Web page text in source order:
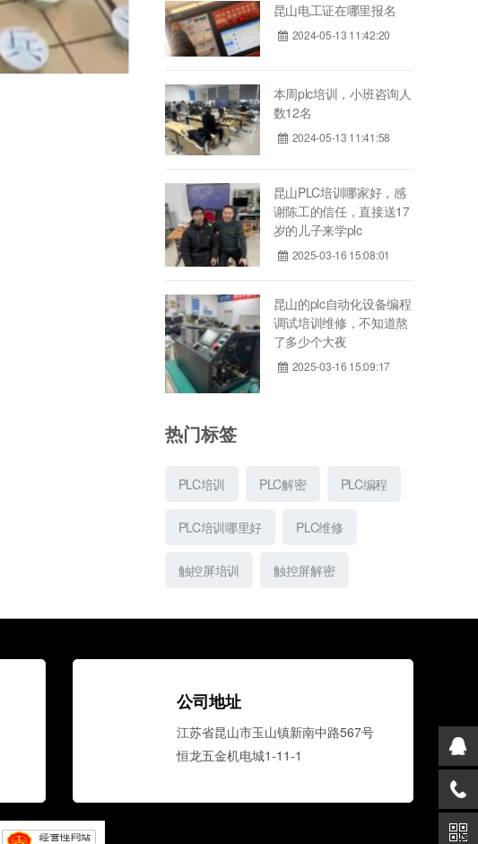
昆山电工证在哪里报名
2024-05-13 11:42:20
本周plc培训，小班咨询人
数12名
2024-05-13 11:41:58
昆山PLC培训哪家好，感
谢陈工的信任，直接送17
岁的儿子来学plc
2025-03-16 15:08:01
昆山的plc自动化设备编程
调试培训维修，不知道熬
了多少个大夜
2025-03-16 15:09:17
热门标签
PLC培训 PLC解密 PLC编程
PLC培训哪里好 PLC维修
触控屏培训 触控屏解密
公司地址
江苏省昆山市玉山镇新南中路567号
恒龙五金机电城1-11-1